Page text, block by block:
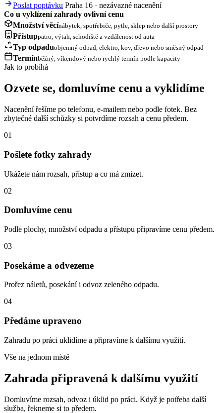
Poslat poptávku Praha 16 · nezávazné nacenění
Co u vyklízení zahrady ovlivní cenu
Množství věcínábytek, spotřebiče, pytle, sklep nebo další prostory
Přístuppatro, výtah, schodiště a vzdálenost od auta
Typ odpaduobjemný odpad, elektro, kov, dřevo nebo směsný odpad
Termínběžný, víkendový nebo rychlý termín podle kapacity
Jak to probíhá
Ozvete se, domluvíme cenu a vyklidíme
Nacenění řešíme po telefonu, e-mailem nebo podle fotek. Bez
zbytečné další schůzky si potvrdíme rozsah a cenu předem.
01
Pošlete fotky zahrady
Ukážete nám rozsah, přístup a co má zmizet.
02
Domluvíme cenu
Podle plochy, množství odpadu a přístupu připravíme cenu předem.
03
Posekáme a odvezeme
Prořez náletů, posekání i odvoz zeleného odpadu.
04
Předáme upraveno
Zahradu po práci uklidíme a připravíme k dalšímu využití.
Vše na jednom místě
Zahrada připravená k dalšímu využití
Domluvíme rozsah, odvoz i úklid po práci. Když je potřeba další
služba, řekneme si to předem.